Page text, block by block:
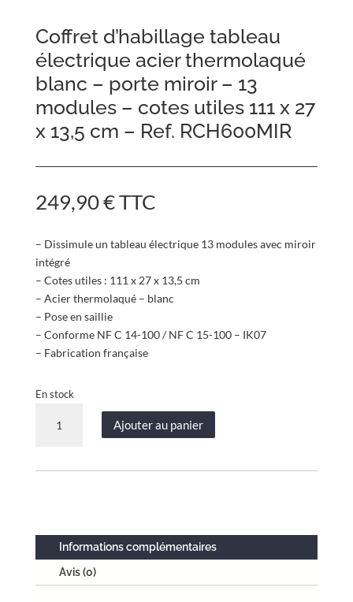
Coffret d’habillage tableau
électrique acier thermolaqué
blanc – porte miroir – 13
modules – cotes utiles 111 x 27
x 13,5 cm – Ref. RCH600MIR
249,90€TTC
– Dissimule un tableau électrique 13 modules avec miroir
intégré
– Cotes utiles : 111 x 27 x 13,5 cm
– Acier thermolaqué – blanc
– Pose en saillie
– Conforme NF C 14-100 / NF C 15-100 – IK07
– Fabrication française
En stock
thermolaqué
blanc
Ajouter au panier
Informations complémentaires
Avis (0)